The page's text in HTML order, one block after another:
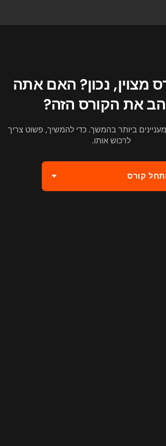
מצוין, נכון? האם אתה
את הקורס הזה?
ביותר בהמשך. כדי להמשיך, פשוט צריך
לרכוש אותו.
קורס